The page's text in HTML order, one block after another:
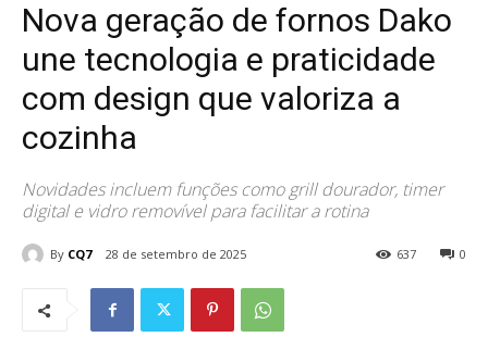
Nova geração de fornos Dako
une tecnologia e praticidade
com design que valoriza a
cozinha
Novidades incluem funções como grill dourador, timer
digital e vidro removível para facilitar a rotina
By CQ7 28 de setembro de 2025 0
637